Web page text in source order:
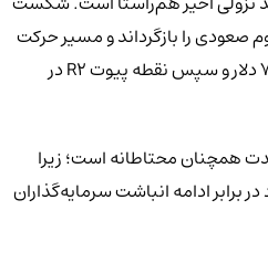
را بازگرداند و مسیر حرکت
به سمت نقطه پیوت R1 در 77.09 دلار و سپس نقطه پیوت R2 در
همچنان محتاطانه است؛ زیرا
ادامه انباشت سرمایه‌گذاران